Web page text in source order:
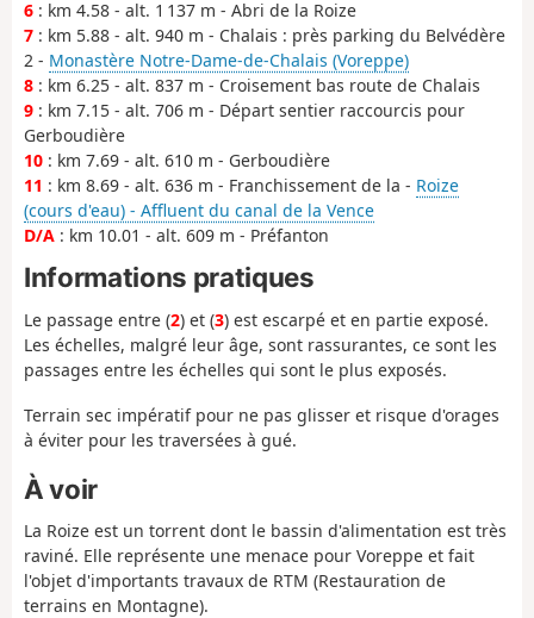
6 : km 4.58 - alt. 1 137 m - Abri de la Roize
7 : km 5.88 - alt. 940 m - Chalais : près parking du Belvédère
2 - Monastère Notre-Dame-de-Chalais (Voreppe)
8 : km 6.25 - alt. 837 m - Croisement bas route de Chalais
9 : km 7.15 - alt. 706 m - Départ sentier raccourcis pour
Gerboudière
10 : km 7.69 - alt. 610 m - Gerboudière
11 : km 8.69 - alt. 636 m - Franchissement de la - Roize
(cours d'eau) - Affluent du canal de la Vence
D/A : km 10.01 - alt. 609 m - Préfanton
Informations pratiques
Le passage entre (2) et (3) est escarpé et en partie exposé.
Les échelles, malgré leur âge, sont rassurantes, ce sont les
passages entre les échelles qui sont le plus exposés.
Terrain sec impératif pour ne pas glisser et risque d'orages
à éviter pour les traversées à gué.
À voir
La Roize est un torrent dont le bassin d'alimentation est très
raviné. Elle représente une menace pour Voreppe et fait
l'objet d'importants travaux de RTM (Restauration de
terrains en Montagne).